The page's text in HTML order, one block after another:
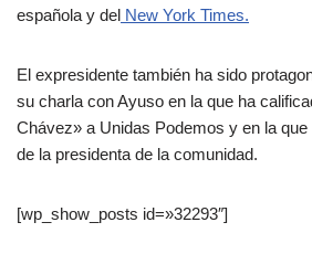
española y del New York Times.
El expresidente también ha sido
su charla con Ayuso en la que ha
Chávez» a Unidas Podemos y en la que
de la presidenta de la comunidad.
[wp_show_posts id=»32293″]